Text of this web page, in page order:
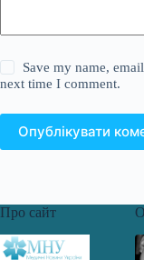
Save my name,
next time I comment.
Опублікувати
Про сайт